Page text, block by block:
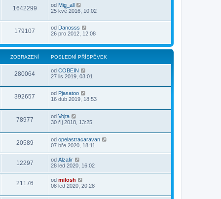
1642299 od Mig_all
25 kvě 2016, 10:02
179107 od Danosss
26 pro 2012, 12:08
ZOBRAZENÍ POSLEDNÍ PŘÍSPĚVEK
280064 od COBEIN
27 lis 2019, 03:01
392657 od Pjasatoo
16 dub 2019, 18:53
78977 od Vojta
30 říj 2018, 13:25
20589 od opelastracaravan
07 bře 2020, 18:11
12297 od Alzafir
28 led 2020, 16:02
21176 od milosh
08 led 2020, 20:28